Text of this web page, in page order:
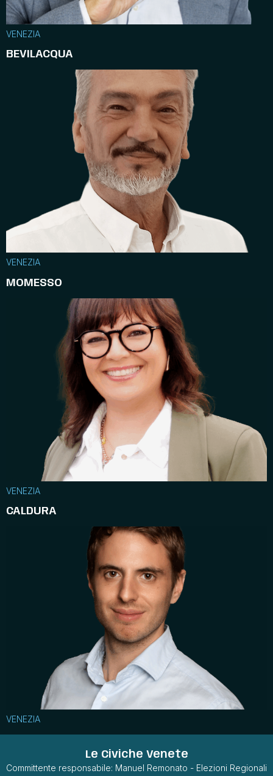
VENEZIA
BEVILACQUA
VENEZIA
MOMESSO
VENEZIA
CALDURA
VENEZIA
Le Civiche Venete
Committente responsabile: Manuel Remonato - Elezioni Regionali